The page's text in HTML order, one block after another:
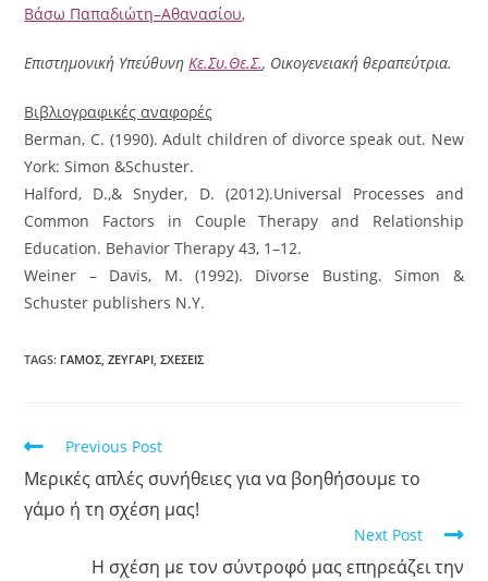
Βάσω Παπαδιώτη–Αθανασίου,
Επιστημονική ΥπεύθυνηΚε.Συ.Θε.Σ., Oικογενειακή θεραπεύτρια.
Βιβλιογραφικές αναφορές
Berman, C. (1990). Adult children of divorce speak out. New
York: Simon &Schuster.
Halford, D.,& Snyder, D. (2012).Universal Processes and
Common Factors in Couple Therapy and Relationship
Education. Behavior Therapy 43, 1–12.
Weiner – Davis, M. (1992). Divorse Busting. Simon &
Schuster publishers N.Y.
TAGS: ΓΑΜΟΣ, ΖΕΥΓΑΡΙ, ΣΧΕΣΕΙΣ
Previous Post
Μερικές απλές συνήθειες για να βοηθήσουμε το
γάμο ή τη σχέση μας!
Next Post
Η σχέση με τον σύντροφό μας επηρεάζει την